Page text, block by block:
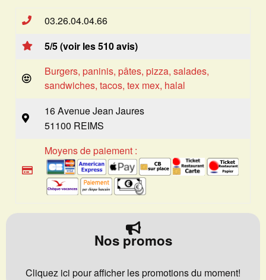
03.26.04.04.66
5/5 (voir les 510 avis)
Burgers, paninis, pâtes, pizza, salades,
sandwiches, tacos, tex mex, halal
16 Avenue Jean Jaures
51100 REIMS
Moyens de paiement :
Nos promos
Cliquez ici pour afficher les promotions du moment!